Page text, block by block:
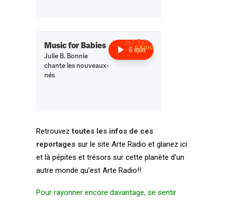
Retrouveztoutes les infos de ces
reportages sur le site Arte Radio et glanez ici
et là pépites et trésors sur cette planète d’un
autre monde qu’est Arte Radio!!
Pour rayonner encore davantage, se sentir